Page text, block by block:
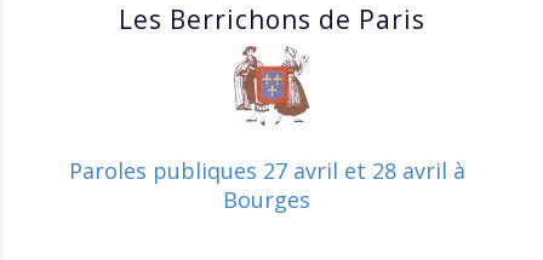
Les Berrichons de Paris
Paroles publiques 27 avril et 28 avril à
Bourges